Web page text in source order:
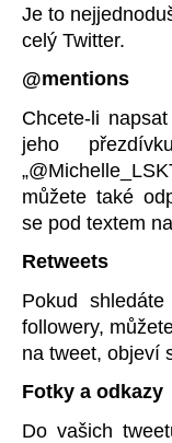
Je to
celý Twitter.
@mentions
Chcete-li
jeho
můžete také
se pod textem
Retweets
Pokud
followery,
na tweet, objeví
Fotky a odkazy
Do vašich